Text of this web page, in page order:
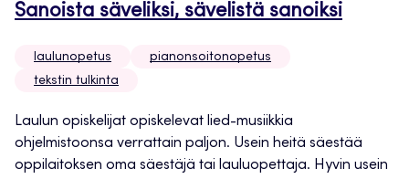
Sanoista säveliksi, sävelistä sanoiksi
laulunopetus
pianonsoitonopetus
tekstin tulkinta
Laulun opiskelijat opiskelevat lied-musiikkia
ohjelmistoonsa verrattain paljon. Usein heitä säestää
oppilaitoksen oma säestäjä tai lauluopettaja. Hyvin usein